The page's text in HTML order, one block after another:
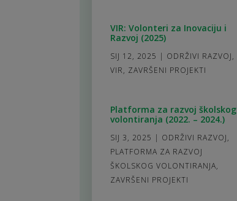
VIR: Volonteri za Inovaciju i
Razvoj (2025)
SIJ 12, 2025 | ODRŽIVI RAZVOJ,
VIR, ZAVRŠENI PROJEKTI
Platforma za razvoj školskog
volontiranja (2022. – 2024.)
SIJ 3, 2025 | ODRŽIVI RAZVOJ,
PLATFORMA ZA RAZVOJ
ŠKOLSKOG VOLONTIRANJA,
ZAVRŠENI PROJEKTI